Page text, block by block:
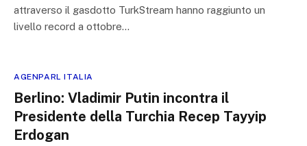
attraverso il gasdotto TurkStream hanno raggiunto un
livello record a ottobre…
AGENPARL ITALIA
Berlino: Vladimir Putin incontra il
Presidente della Turchia Recep Tayyip
Erdogan